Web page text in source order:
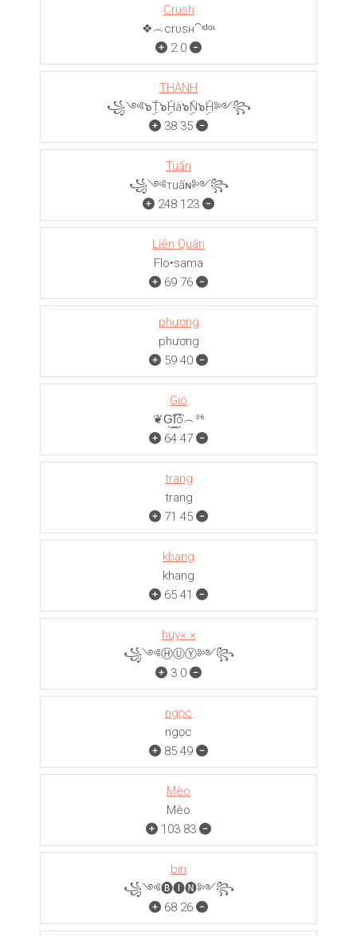
Crush
❖︵crυѕн⁀ᶦᵈᵒᶫ
2 0
THÀNH
꧁༺๖ۣۜT๖ۣۜHà๖ۣۜN๖ۣۜH༻꧂
38 35
Tuấn
꧁༺тuấɴ༻꧂
248 123
Liên Quân
Flo•sama
69 76
phương
phương
59 40
Gió
❦G͜͡I͜͡ó︵³⁶
64 47
trang
trang
71 45
khang
khang
65 41
huy×.×
꧁༺ⒽⓊⓎ༻꧂
3 0
ngọc
ngọc
85 49
Mèo
Mèo
103 83
bin
꧁༺🅑🅘🅝༻꧂
68 26